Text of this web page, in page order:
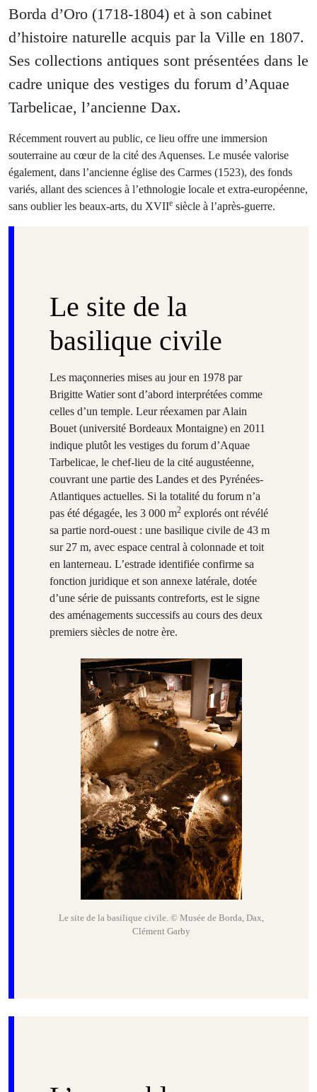
Borda d’Oro (1718-1804) et à son cabinet
d’histoire naturelle acquis par la Ville en 1807.
Ses collections antiques sont présentées dans le
cadre unique des vestiges du forum d’Aquae
Tarbelicae, l’ancienne Dax.
Récemment rouvert au public, ce lieu offre une immersion
souterraine au cœur de la cité des Aquenses. Le musée valorise
également, dans l’ancienne église des Carmes (1523), des fonds
variés, allant des sciences à l’ethnologie locale et extra‑européenne,
sans oublier les beaux-arts, du XVIIe siècle à l’après-guerre.
Le site de la
basilique civile
Les maçonneries mises au jour en 1978 par
Brigitte Watier sont d’abord interprétées comme
celles d’un temple. Leur réexamen par Alain
Bouet (université Bordeaux Montaigne) en 2011
indique plutôt les vestiges du forum d’Aquae
Tarbelicae, le chef-lieu de la cité augustéenne,
couvrant une partie des Landes et des Pyrénées-
Atlantiques actuelles. Si la totalité du forum n’a
pas été dégagée, les 3 000 m2 explorés ont révélé
sa partie nord-ouest : une basilique civile de 43 m
sur 27 m, avec espace central à colonnade et toit
en lanterneau. L’estrade identifiée confirme sa
fonction juridique et son annexe latérale, dotée
d’une série de puissants contreforts, est le signe
des aménagements successifs au cours des deux
premiers siècles de notre ère.
Le site de la basilique civile. © Musée de Borda, Dax,
Clément Garby